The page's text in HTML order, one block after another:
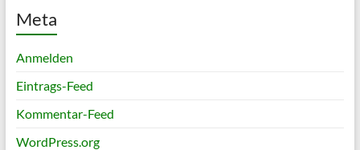
Meta
Anmelden
Eintrags-Feed
Kommentar-Feed
WordPress.org